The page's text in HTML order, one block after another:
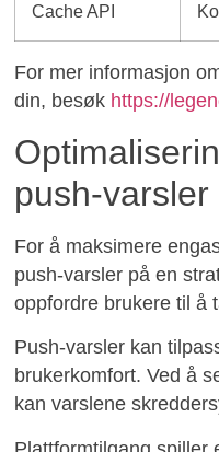
Cache API
For mer informasjon
din, besøk https://
push-varsler
For å maksimere
push-varsler på en
oppfordre brukere til å
Push-varsler kan
brukerkomfort. Ved å
kan varslene